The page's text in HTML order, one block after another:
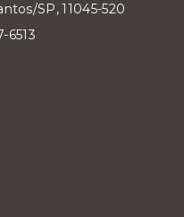
SP, 11045-520
6513